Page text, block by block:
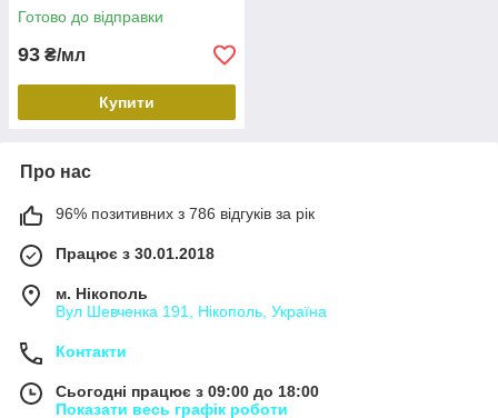
Готово до відправки
93 ₴/мл
Купити
Про нас
96% позитивних з 786 відгуків за рік
Працює з 30.01.2018
м. Нікополь
Вул Шевченка 191, Нікополь, Україна
Контакти
Сьогодні працює з 09:00 до 18:00
Показати весь графік роботи